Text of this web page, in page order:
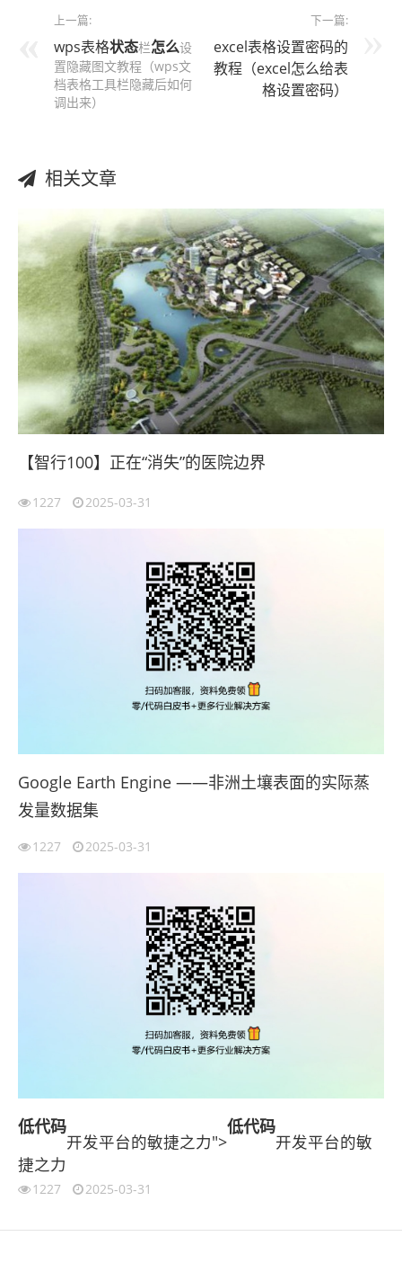
上一篇:
wps表格状态栏怎么设
置隐藏图文教程（wps文
档表格工具栏隐藏后如何
调出来）
下一篇:
excel表格设置密码的
教程（excel怎么给表
格设置密码）
相关文章
【智行100】正在“消失”的医院边界
1227 2025-03-31
Google Earth Engine ——非洲土壤表面的实际蒸
发量数据集
1227 2025-03-31
低代码
开发平台的敏捷之力">
低代码
开发平台的敏
捷之力
1227 2025-03-31